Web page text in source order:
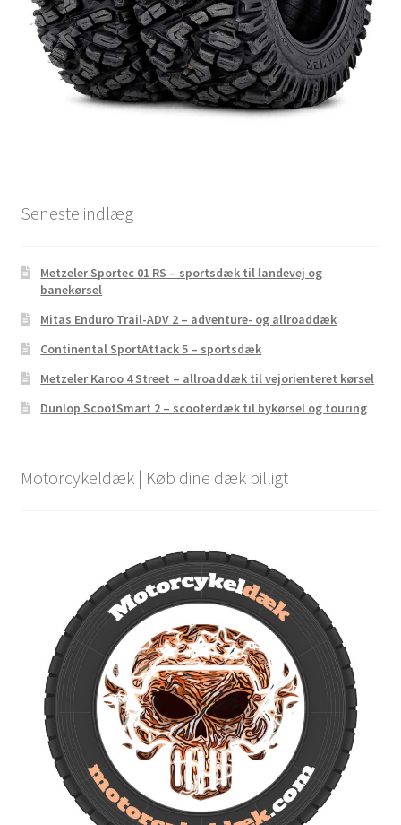
Seneste indlæg
Metzeler Sportec 01 RS – sportsdæk til landevej og
banekørsel
Mitas Enduro Trail-ADV 2 – adventure- og allroaddæk
Continental SportAttack 5 – sportsdæk
Metzeler Karoo 4 Street – allroaddæk til vejorienteret kørsel
Dunlop ScootSmart 2 – scooterdæk til bykørsel og touring
Motorcykeldæk | Køb dine dæk billigt